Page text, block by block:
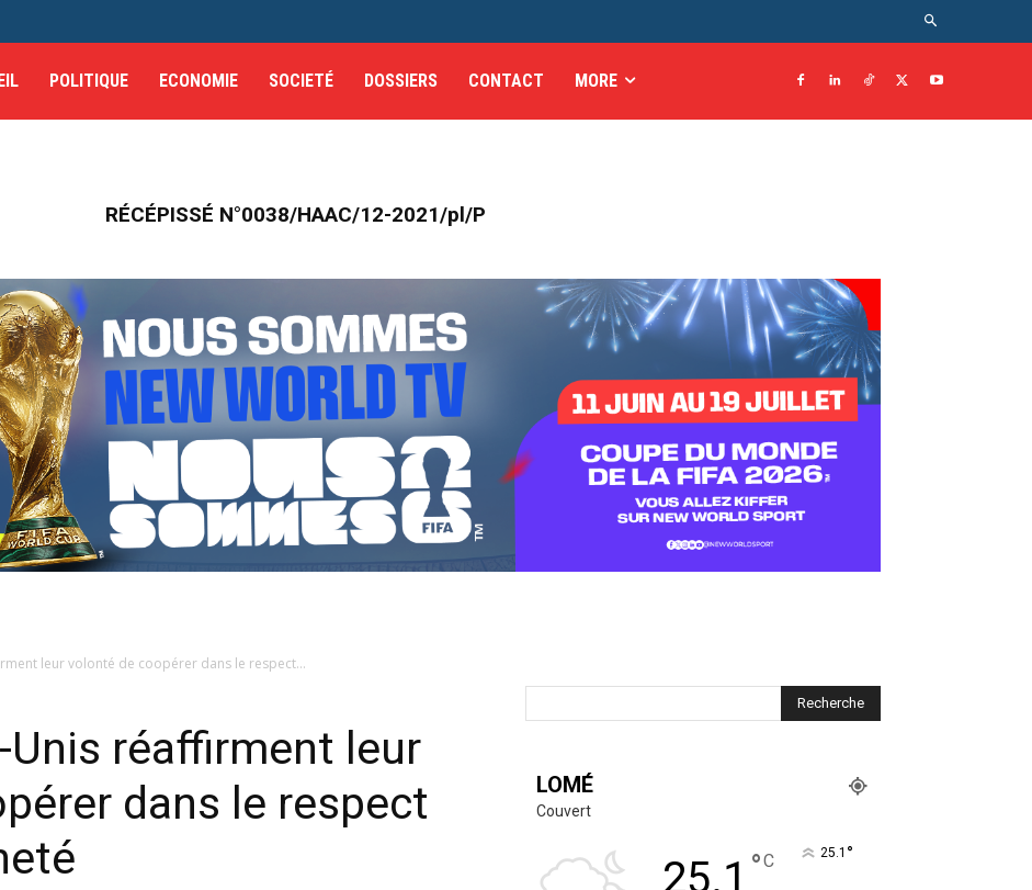
POLITIQUE ECONOMIE SOCIETÉ DOSSIERS CONTACT MORE
RÉCÉPISSÉ N°0038/HAAC/12-2021/pl/P
leur volonté de coopérer dans le respect...
Unis réaffirment leur
dans le respect
LOMÉ
Couvert
25.1 °C 25.1 °